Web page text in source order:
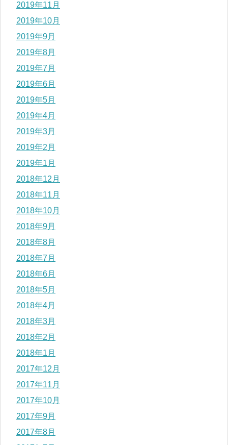
2019年11月
2019年10月
2019年9月
2019年8月
2019年7月
2019年6月
2019年5月
2019年4月
2019年3月
2019年2月
2019年1月
2018年12月
2018年11月
2018年10月
2018年9月
2018年8月
2018年7月
2018年6月
2018年5月
2018年4月
2018年3月
2018年2月
2018年1月
2017年12月
2017年11月
2017年10月
2017年9月
2017年8月